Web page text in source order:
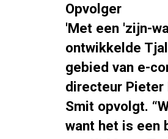
Opvolger
'Met een 'zijn-
ontwikkelde
gebied van e-
directeur Pieter
Smit opvolgt.
want het is een